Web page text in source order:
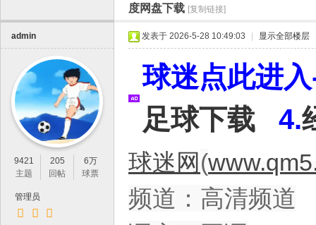
IP
度网盘下载 [复制链接]
admin
9421
主题
205
回帖
6万
球票
管理员
发表于 2026-5-28 10:49:03 显示全部楼层
球迷点此进
足球下载 4.
球迷网 (
频道：高清频道